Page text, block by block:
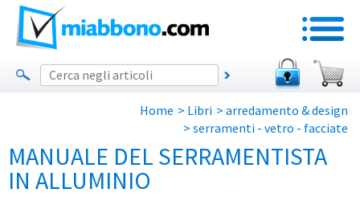
Home > Libri > arredamento & design
> serramenti - vetro - facciate
MANUALE DEL SERRAMENTISTA
IN ALLUMINIO